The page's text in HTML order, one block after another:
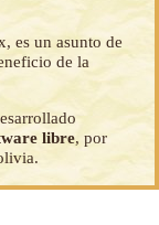
es un asunto de
de la
libre, por